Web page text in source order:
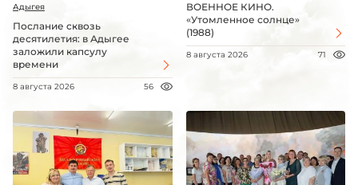
Адыгея
Послание сквозь
десятилетия: в Адыгее
заложили капсулу
времени
8 августа 2026 56
ВОЕННОЕ КИНО.
«Утомленное солнце»
(1988)
8 августа 2026 71